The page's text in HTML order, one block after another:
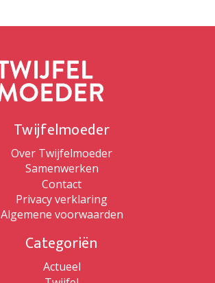
Twijfelmoeder
Over Twijfelmoeder
Samenwerken
Contact
Privacy verklaring
Algemene voorwaarden
Categoriën
Actueel